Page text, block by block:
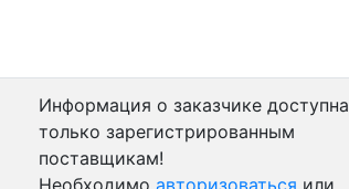
Информация о заказчике доступна
только зарегистрированным
поставщикам!
Необходимо авторизоваться или